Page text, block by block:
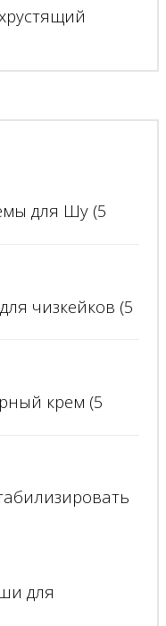
для Шу (5
чизкейков (5
крем (5
для